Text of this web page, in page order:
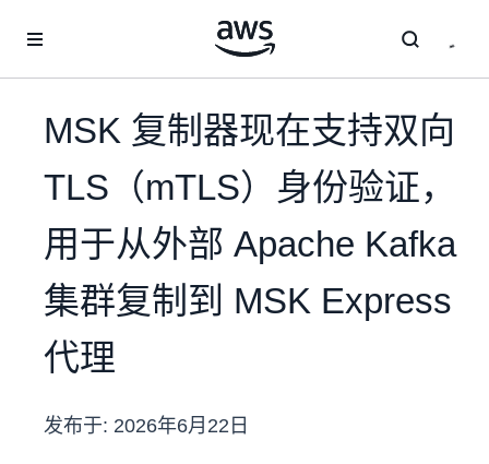
MSK 复制器现在支持双向
TLS（mTLS）身份验证，
用于从外部 Apache Kafka
集群复制到 MSK Express
代理
发布于: 2026年6月22日